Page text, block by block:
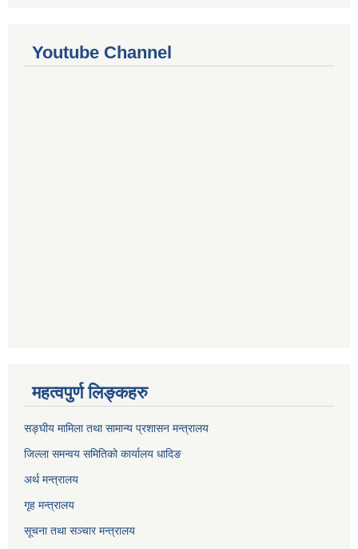
Youtube Channel
महत्वपुर्ण लिङ्कहरु
सङ्घीय मामिला तथा सामान्य प्रशासन मन्त्रालय
जिल्ला समन्वय समितिको कार्यालय धादिङ
अर्थ मन्त्रालय
गृह मन्त्रालय
सूचना तथा सञ्चार मन्त्रालय